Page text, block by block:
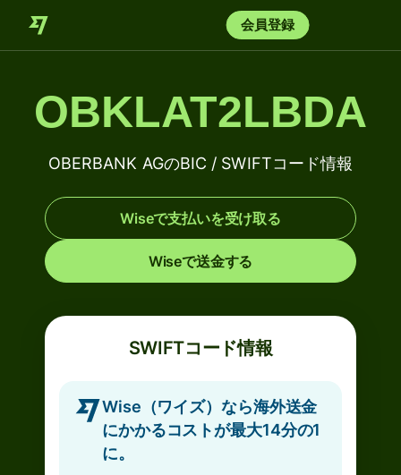
会員登録
OBKLAT2LBDA
OBERBANK AGのBIC / SWIFTコード情報
Wiseで支払いを受け取る
Wiseで送金する
SWIFTコード情報
Wise（ワイズ）なら海外送金
にかかるコストが最大14分の1
に。